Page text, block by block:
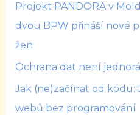
Projekt PANDORA v
dvou BPW přináší nové
žen
Ochrana dat není
Jak (ne)začínat od kódu:
webů bez programování